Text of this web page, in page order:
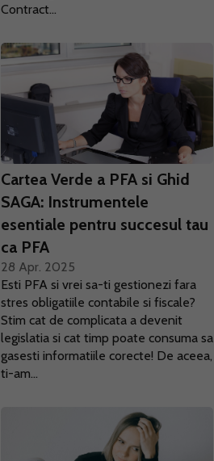
Contract...
Cartea Verde a PFA si Ghid
SAGA: Instrumentele
esentiale pentru succesul tau
ca PFA
28 Apr. 2025
Esti PFA si vrei sa-ti gestionezi fara
stres obligatiile contabile si fiscale?
Stim cat de complicata a devenit
legislatia si cat timp poate consuma sa
gasesti informatiile corecte! De aceea,
ti-am...